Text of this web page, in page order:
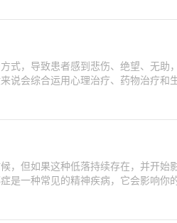
式，导致患者感到悲伤、绝望、无助
说会综合运用心理治疗、药物治疗和
，但如果这种低落持续存在，并开始
是一种常见的精神疾病，它会影响你